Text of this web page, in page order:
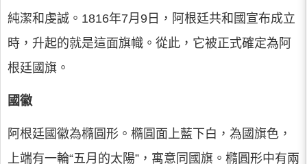
純潔和虔誠。1816年7月9日，阿根廷共和國宣布成立
時，升起的就是這面旗幟。從此，它被正式確定為阿
根廷國旗。
國徽
阿根廷國徽為橢圓形。橢圓面上藍下白，為國旗色，
上端有一輪“五月的太陽”，寓意同國旗。橢圓形中有兩